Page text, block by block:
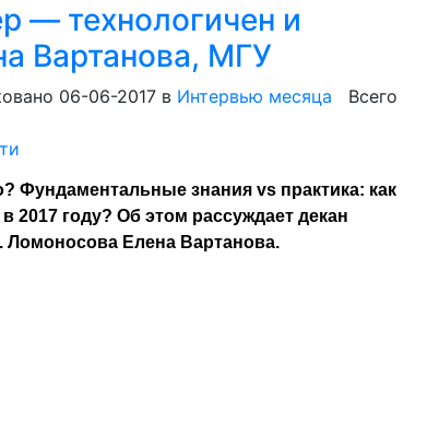
— технологичен и
Вартанова, МГУ
06-06-2017 в Интервью месяца Всего
Фундаментальные знания vs практика: как
2017 году? Об этом рассуждает декан
Ломоносова Елена Вартанова.